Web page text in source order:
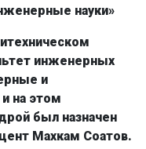
науки»
инженерных
и
на этом
был назначен
Махкам Соатов.